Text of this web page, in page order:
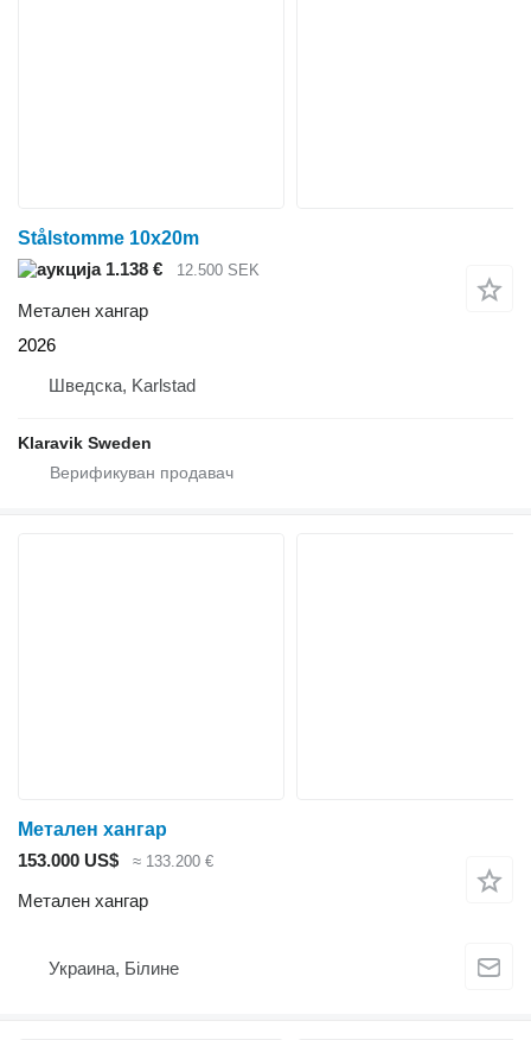
Stålstomme 10x20m
1.138 €
12.500 SEK
Метален хангар
2026
Шведска, Karlstad
Klaravik Sweden
Метален хангар
153.000 US$
≈ 133.200 €
Метален хангар
Украина, Білине